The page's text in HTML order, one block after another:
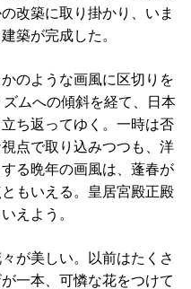
改築に取り掛かり、いま
築が完成した。
のような画風に区切りを
ムへの傾斜を経て、日本
ち返ってゆく。一時は否
点で取り込みつつも、洋
る晩年の画風は、蓬春が
もいえる。皇居宮殿正殿
えよう。
が美しい。以前はたくさ
一本、可憐な花をつけて